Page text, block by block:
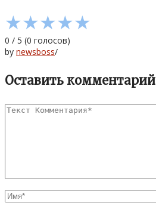
★★★★★
0 / 5 (0 голосов)
by newsboss/
Оставить комментарий